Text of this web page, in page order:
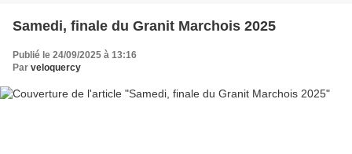
Samedi, finale du Granit Marchois 2025
Publié le 24/09/2025 à 13:16
Par veloquercy